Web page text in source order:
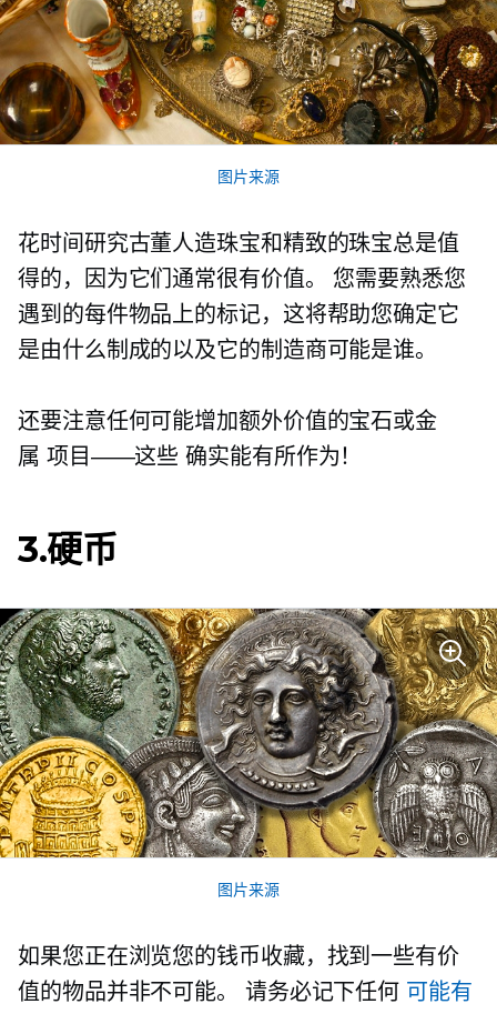
图片来源
花时间研究古董人造珠宝和精致的珠宝总是值
得的，因为它们通常很有价值。 您需要熟悉您
遇到的每件物品上的标记，这将帮助您确定它
是由什么制成的以及它的制造商可能是谁。
还要注意任何可能增加额外价值的宝石或金
属 项目——这些 确实能有所作为！
3.硬币
图片来源
如果您正在浏览您的钱币收藏，找到一些有价
值的物品并非不可能。 请务必记下任何 可能有